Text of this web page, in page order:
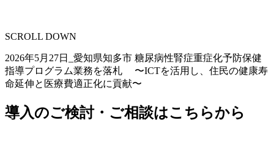
SCROLL DOWN
2026年5月27日_愛知県知多市 糖尿病性腎症重症化予防保健
指導プログラム業務を落札 〜ICTを活用し、住民の健康寿
命延伸と医療費適正化に貢献〜
導入のご検討・ご相談はこちらから